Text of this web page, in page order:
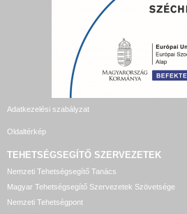
Adatkezelési szabályzat
Oldaltérkép
TEHETSÉGSEGÍTŐ SZERVEZETEK
Nemzeti Tehetségsegítő Tanács
Magyar Tehetségsegítő Szervezetek Szövetsége
Nemzeti Tehetségpont